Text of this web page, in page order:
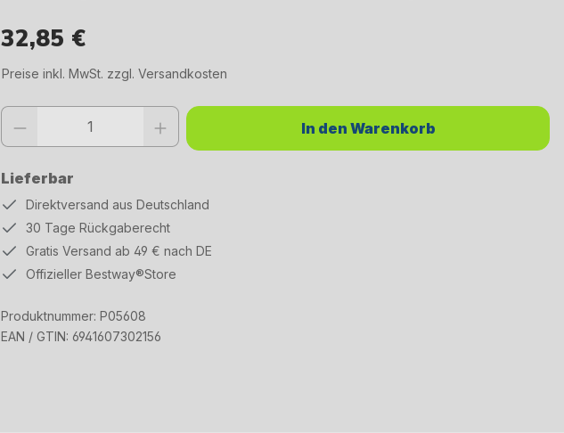
32,85 €
Preise inkl. MwSt. zzgl. Versandkosten
Lieferbar
Produkt Anzahl: Gib den gewünschten Wert ein oder benutze die Schaltflächen um die Anzahl zu erhöhen
In den Warenkorb
Direktversand aus Deutschland
30 Tage Rückgaberecht
Gratis Versand ab 49 € nach DE
Offizieller Bestway®Store
Produktnummer: P05608
EAN / GTIN: 6941607302156